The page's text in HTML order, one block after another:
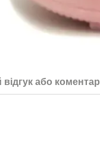
відгук або коментар